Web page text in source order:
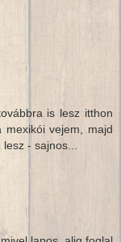
is lesz itthon
vejem, majd
- sajnos...